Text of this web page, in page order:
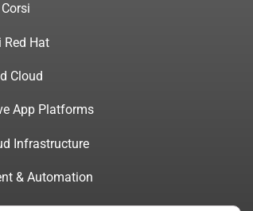
Red Hat
Cloud
App Platforms
Infrastructure
& Automation